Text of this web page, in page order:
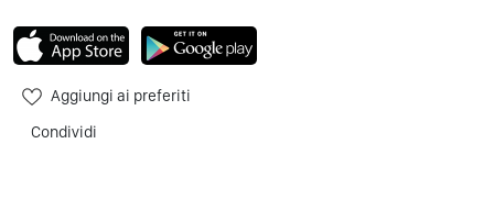
Aggiungi ai preferiti
Condividi